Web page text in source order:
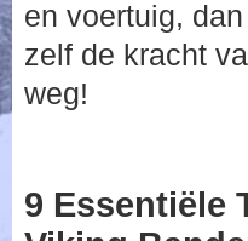
en voertuig,
zelf de kracht
weg!
9 Essentiële